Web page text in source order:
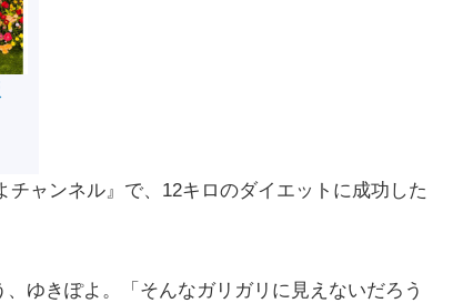
ャンネル』で、12キロのダイエットに成功した
ゆきぽよ。「そんなガリガリに見えないだろう